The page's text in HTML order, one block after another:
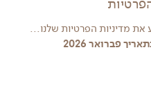
את מדיניות הפרטיות שלנו...
פברואר 2026